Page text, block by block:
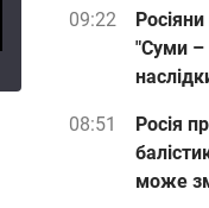
09:22
"Суми –
08:51
Росія
може